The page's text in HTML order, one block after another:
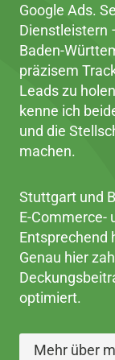
Google Ads.
Dienstleistern
Baden-
präzisem
Leads zu
kenne ich
und die
machen.
Stuttgart und
E-Commerce-
Entsprechend
Genau hier
optimiert.
Mehr über